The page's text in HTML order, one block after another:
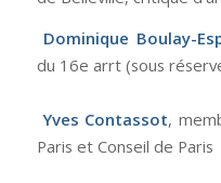
Dominique Boulay-
du 16e arrt (sous
Yves Contassot,
Paris et Conseil de Paris